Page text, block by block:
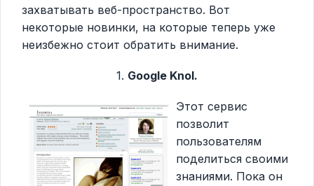
захватывать веб-пространство. Вот
некоторые новинки, на которые теперь уже
неизбежно стоит обратить внимание.
1. Google Knol.
Этот сервис
позволит
пользователям
поделиться своими
знаниями. Пока он